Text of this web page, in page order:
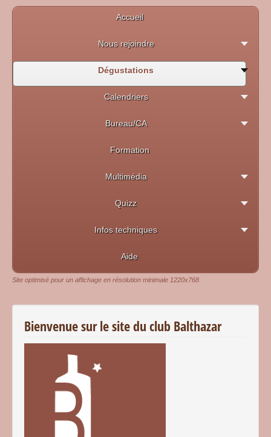
Accueil
Nous rejoindre
Dégustations
Calendriers
Bureau/CA
Formation
Multimédia
Quizz
Infos techniques
Aide
Site optimisé pour un affichage en résolution minimale 1220x768
Bienvenue sur le site du club Balthazar